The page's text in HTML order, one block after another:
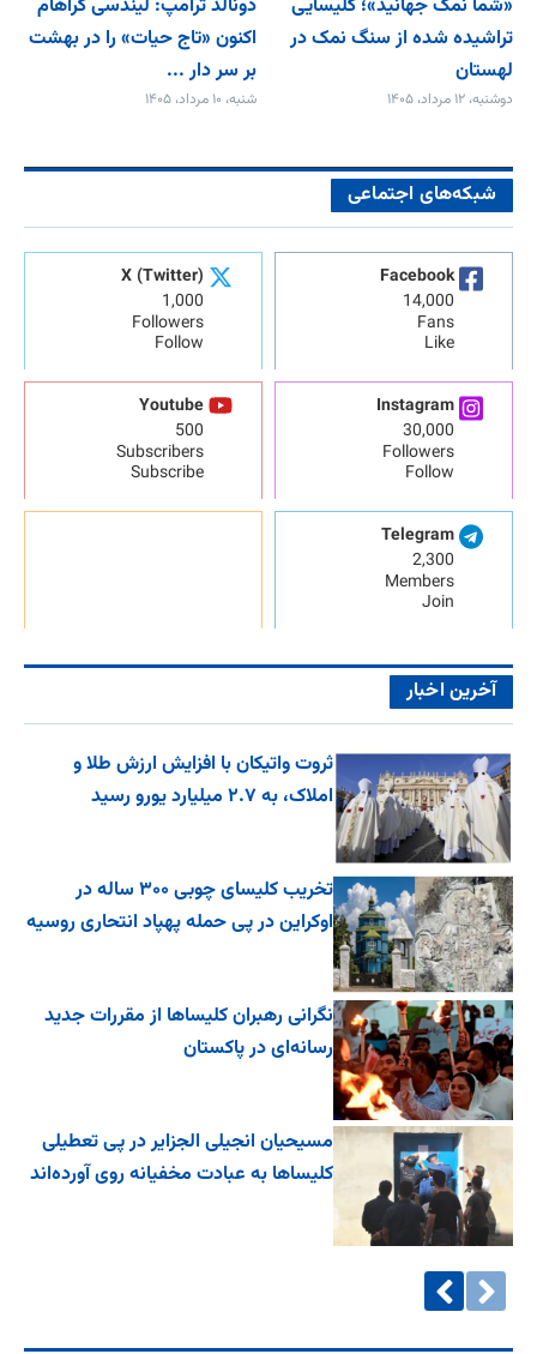
«شما نمک جهانید»؛ کلیسایی
تراشیده شده از سنگ نمک در
لهستان
دوشنبه، ۱۲ مرداد، ۱۴۰۵
دونالد ترامپ: لیندسی گراهام
اکنون «تاج حیات» را در بهشت
بر سر دار ...
شنبه، ۱۰ مرداد، ۱۴۰۵
شبکه‌های اجتماعی
Facebook
14,000
Fans
Like
X (Twitter)
1,000
Followers
Follow
Instagram
30,000
Followers
Follow
Youtube
500
Subscribers
Subscribe
Telegram
2,300
Members
Join
آخرین اخبار
ثروت واتیکان با افزایش ارزش طلا و
املاک، به ۲.۷ میلیارد یورو رسید
تخریب کلیسای چوبی ۳۰۰ ساله در
اوکراین در پی حمله پهپاد انتحاری روسیه
نگرانی رهبران کلیساها از مقررات جدید
رسانه‌ای در پاکستان
مسیحیان انجیلی الجزایر در پی تعطیلی
کلیساها به عبادت مخفیانه روی آورده‌اند